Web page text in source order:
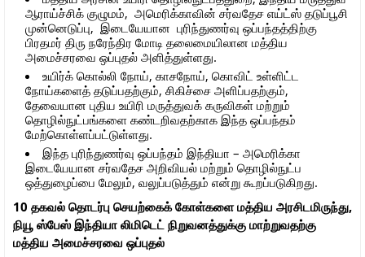
ஆராய்ச்சிக் குழுமம், அமெரிக்காவின் சர்வதேச எய்ட்ஸ் தடுப்பூசி
முன்னெடுப்பு, இடையேயான புரிந்துணர்வு ஒப்பந்தத்திற்கு
பிரதமர் திரு நரேந்திர மோடி தலைமையிலான மத்திய
அமைச்சரவை ஒப்புதல் அளித்துள்ளது.
உயிர்க் கொல்லி நோய், காசநோய், கொவிட் உள்ளிட்ட
நோய்களைத் தடுப்பதற்கும், சிகிச்சை அளிப்பதற்கும்,
தேவையான புதிய உயிரி மருத்துவக் கருவிகள் மற்றும்
தொழில்நுட்பங்களை கண்டறிவதற்காக இந்த ஒப்பந்தம்
மேற்கொள்ளப்பட்டுள்ளது.
இந்த புரிந்துணர்வு ஒப்பந்தம் இந்தியா – அமெரிக்கா
இடையேயான சர்வதேச அறிவியல் மற்றும் தொழில்நுட்ப
ஒத்துழைப்பை மேலும், வலுப்படுத்தும் என்று கூறப்படுகிறது.
10 தகவல் தொடர்பு செயற்கைக் கோள்களை மத்திய அரசிடமிருந்து,
நியூ ஸ்பேஸ் இந்தியா லிமிடெட் நிறுவனத்துக்கு மாற்றுவதற்கு
மத்திய அமைச்சரவை ஒப்புதல்